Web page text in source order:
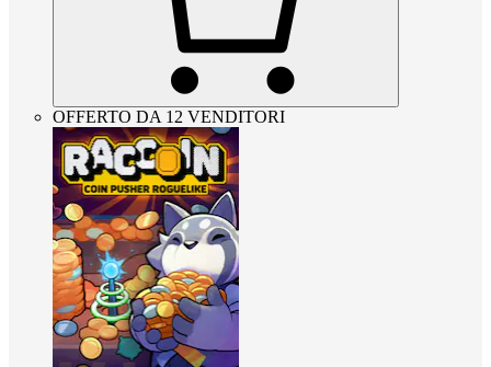
OFFERTO DA 12 VENDITORI